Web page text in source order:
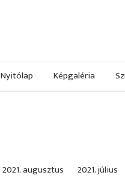
Nyitólap Képgaléria
2021. augusztus 2021. július